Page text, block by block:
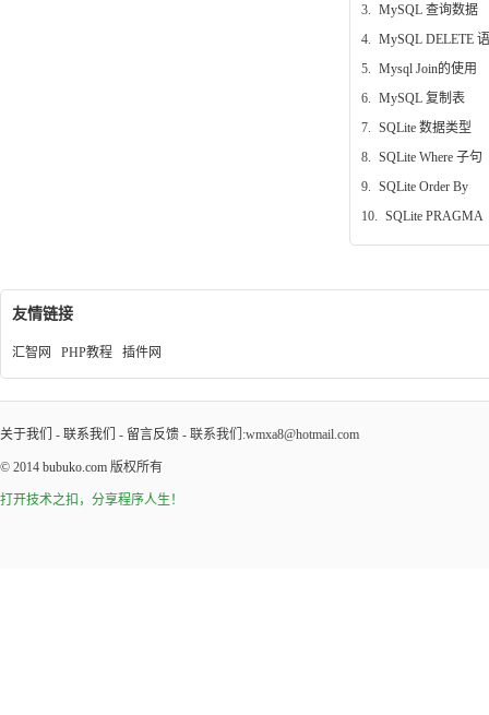
3.
MySQL 查询数据
4.
MySQL DELETE
5.
Mysql Join的使用
6.
MySQL 复制表
7.
SQLite 数据类型
8.
SQLite Where 子句
9.
SQLite Order By
10.
SQLite PRAGMA
友情链接
汇智网 PHP教程 插件网
关于我们 - 联系我们 - 留言反馈 - 联系我们:wmxa8@hotmail.com
© 2014 bubuko.com 版权所有
打开技术之扣，分享程序人生！